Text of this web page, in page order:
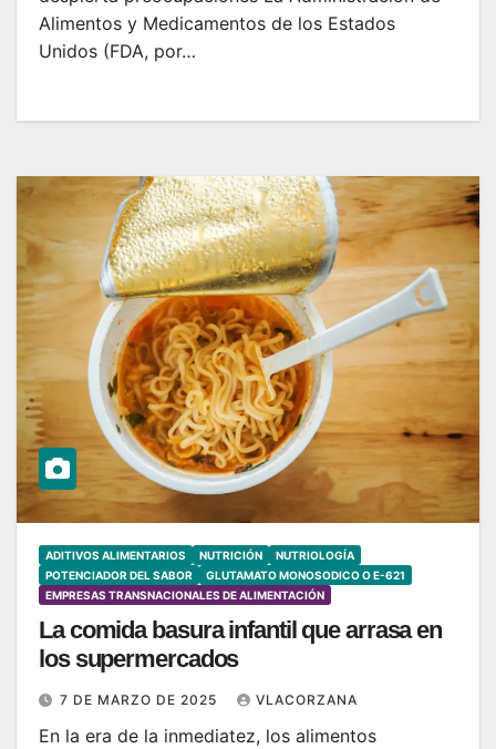
Alimentos y Medicamentos de los Estados
Unidos (FDA, por…
ADITIVOS ALIMENTARIOS NUTRICIÓN
NUTRIOLOGÍA
POTENCIADOR DEL SABOR
GLUTAMATO MONOSODICO O E-621
EMPRESAS TRANSNACIONALES DE ALIMENTACIÓN
La comida basura infantil que arrasa en
los supermercados
7 DE MARZO DE 2025 VLACORZANA
En la era de la inmediatez, los alimentos